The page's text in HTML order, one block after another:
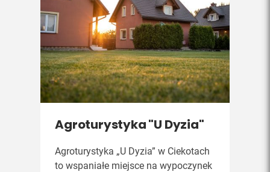
Agroturystyka "U Dyzia"
Agroturystyka „U Dyzia” w Ciekotach
to wspaniałe miejsce na wypoczynek